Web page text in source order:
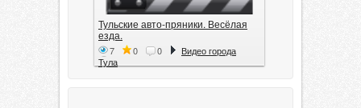
Тульские авто-пряники. Весёлая
езда.
7 0 0
Видео города
Тула